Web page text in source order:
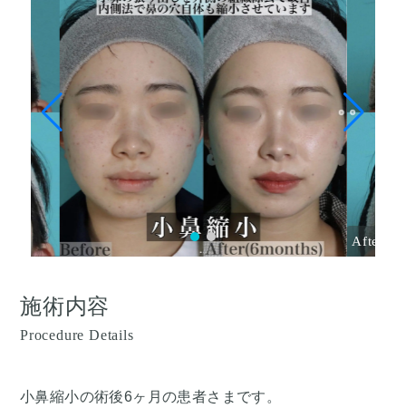
After
施術内容
Procedure Details
小鼻縮小の術後6ヶ月の患者さまです。